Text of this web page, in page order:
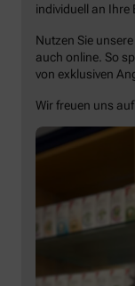
individuell an Ihre
Nutzen Sie
auch online. So
von exklusiven
Wir freuen uns